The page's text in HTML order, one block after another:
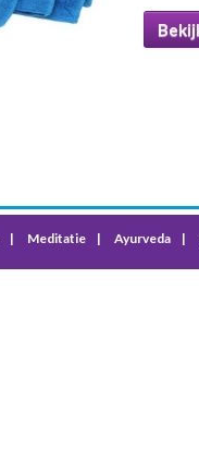
Meditatie Ayurveda